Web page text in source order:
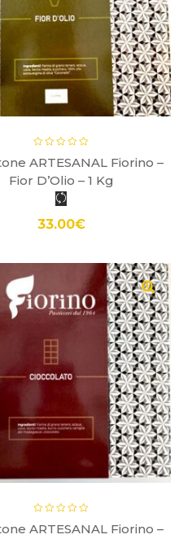
ARTESANAL Fiorino –
Fior D’Olio – 1 Kg
33.00€
ARTESANAL Fiorino –